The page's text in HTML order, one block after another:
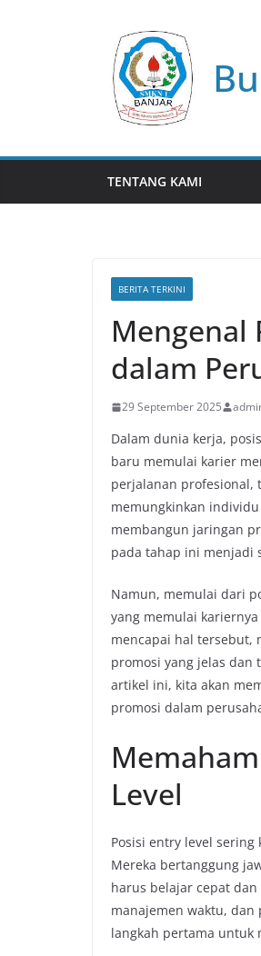
TENTANG KAMI
BERITA TERKINI
Mengenal
dalam
29 September 2025
Dalam dunia kerja,
baru memulai karier
perjalanan profesional,
memungkinkan
membangun jaringan
pada tahap ini menjadi
Namun, memulai dari
yang memulai
mencapai hal tersebut,
promosi yang jelas
artikel ini, kita akan
promosi dalam
Level
Posisi entry level
Mereka bertanggung
harus belajar cepat
manajemen waktu,
langkah pertama untuk